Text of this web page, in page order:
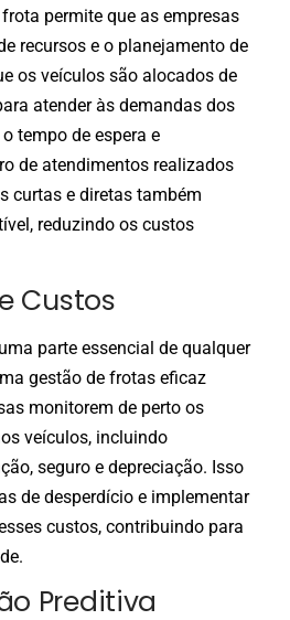
permite que as empresas
recursos e o planejamento de
os veículos são alocados de
atender às demandas dos
tempo de espera e
de atendimentos realizados
curtas e diretas também
reduzindo os custos
Custos
parte essencial de qualquer
gestão de frotas eficaz
monitorem de perto os
veículos, incluindo
seguro e depreciação. Isso
de desperdício e implementar
custos, contribuindo para
Preditiva